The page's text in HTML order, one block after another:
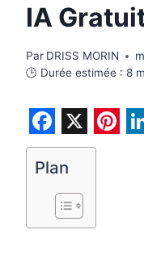
IA
Par DRISS MORIN
🕒 Durée estimée : 8
F
a
e
X P
t
Plan